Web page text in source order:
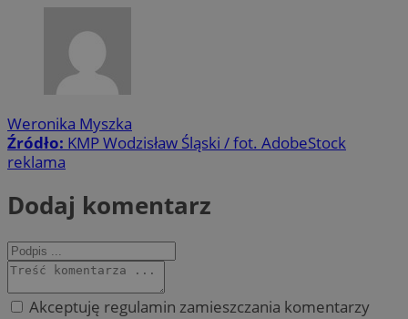
Weronika Myszka
Źródło: KMP Wodzisław Śląski / fot. AdobeStock
reklama
Dodaj komentarz
Akceptuję regulamin zamieszczania komentarzy